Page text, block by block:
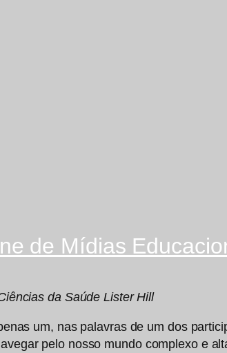
de Mídias
da Saúde Lister Hill
um, nas palavras de um dos
pelo nosso mundo complexo e